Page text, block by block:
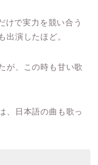
けで実力を競い合う
出演したほど。
が、この時も甘い歌
、日本語の曲も歌っ